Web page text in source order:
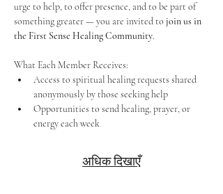
urge to help, to offer presence, and to be part of
something greater — you are invited to join us in
the First Sense Healing Community.
What Each Member Receives:
Access to spiritual healing requests shared
anonymously by those seeking help
Opportunities to send healing, prayer, or
energy each week
अधिक दिखाएँ